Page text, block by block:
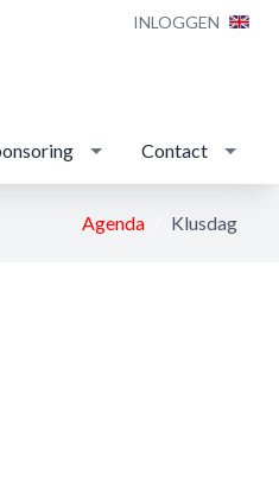
INLOGGEN
Contact
Agenda Klusdag